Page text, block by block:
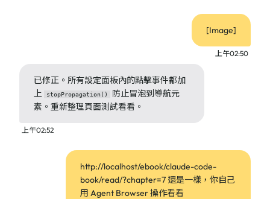
[Image]
上午02:50
已修正。所有設定面板內的點擊事件都加
上
stopPropagation()
防止冒泡到導航元
素。重新整理頁面測試看看。
上午02:52
http://localhost/ebook/claude-code-
book/read/?chapter=7 還是一樣，你自己
用 Agent Browser 操作看看